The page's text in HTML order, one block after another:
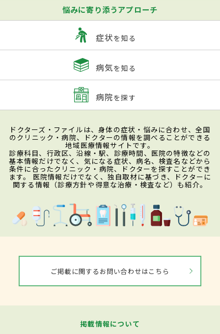
悩みに寄り添うアプローチ
症状を知る
病気を知る
病院を探す
ドクターズ・ファイルは、身体の症状・悩みに合わせ、全国
のクリニック・病院、ドクターの情報を調べることができる
地域医療情報サイトです。
診療科目、行政区、沿線・駅、診療時間、医院の特徴などの
基本情報だけでなく、気になる症状、病名、検査名などから
条件に合ったクリニック・病院、ドクターを探すことができ
ます。 医院情報だけでなく、独自取材に基づき、ドクターに
関する情報（診療方針や得意な治療・検査など）も紹介。
ご掲載に関するお問い合わせはこちら
掲載情報について